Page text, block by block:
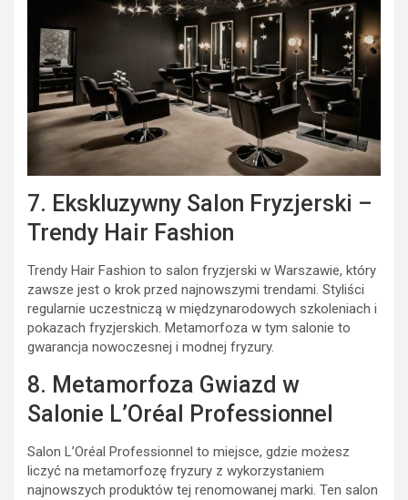
7. Ekskluzywny Salon Fryzjerski –
Trendy Hair Fashion
Trendy Hair Fashion to salon fryzjerski w Warszawie, który
zawsze jest o krok przed najnowszymi trendami. Styliści
regularnie uczestniczą w międzynarodowych szkoleniach i
pokazach fryzjerskich. Metamorfoza w tym salonie to
gwarancja nowoczesnej i modnej fryzury.
8. Metamorfoza Gwiazd w
Salonie L’Oréal Professionnel
Salon L’Oréal Professionnel to miejsce, gdzie możesz
liczyć na metamorfozę fryzury z wykorzystaniem
najnowszych produktów tej renomowanej marki. Ten salon